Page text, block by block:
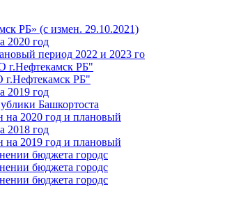
РБ» (с измен. 29.10.2021)
2020 год
период 2022 и 2023 го
г.Нефтекамск РБ"
г.Нефтекамск РБ"
2019 год
Башкортоста
на 2020 год и плановый
2018 год
на 2019 год и плановый
бюджета городс
бюджета городс
бюджета городс